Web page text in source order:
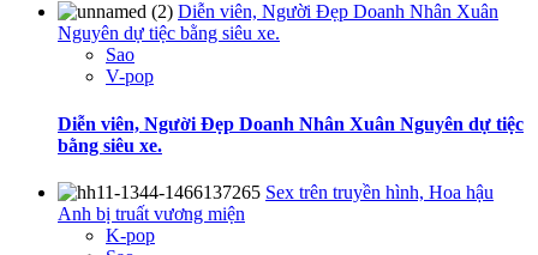
Diễn viên, Người Đẹp Doanh Nhân Xuân
Nguyên dự tiệc bằng siêu xe.
Sao
V-pop
Diễn viên, Người Đẹp Doanh Nhân Xuân Nguyên dự tiệc
bằng siêu xe.
Sex trên truyền hình, Hoa hậu
Anh bị truất vương miện
K-pop